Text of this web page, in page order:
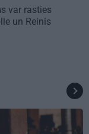
var rasties
un Reinis